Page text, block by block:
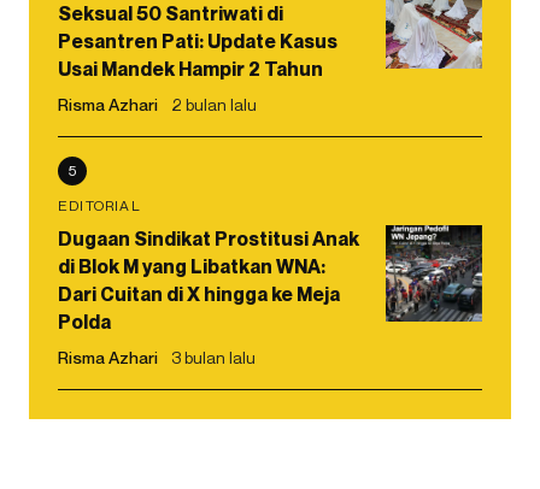
Seksual 50 Santriwati di
Pesantren Pati: Update Kasus
Usai Mandek Hampir 2 Tahun
Risma Azhari 2 bulan lalu
5
EDITORIAL
Dugaan Sindikat Prostitusi Anak
di Blok M yang Libatkan WNA:
Dari Cuitan di X hingga ke Meja
Polda
Risma Azhari 3 bulan lalu